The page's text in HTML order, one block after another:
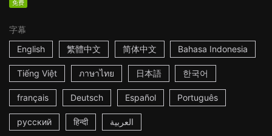
免费
字幕
English
繁體中文 简体中文 Bahasa Indonesia
Tiếng Việt ภาษาไทย 日本語 한국어
français Deutsch Español Português
русский हिन्दी العربية